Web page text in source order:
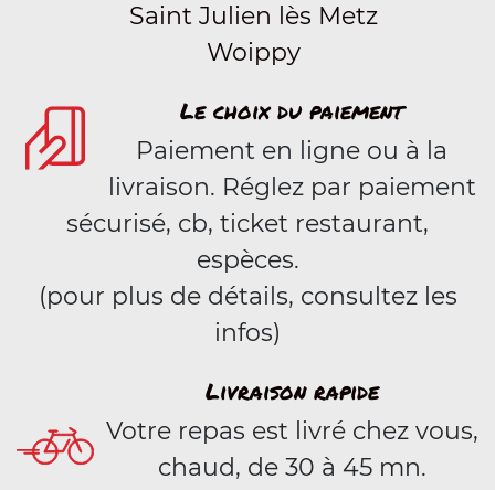
Saint Julien lès Metz
Woippy
Le choix du paiement
Paiement en ligne ou à la
livraison. Réglez par paiement
sécurisé, cb, ticket restaurant,
espèces.
(pour plus de détails, consultez les
infos)
Livraison rapide
Votre repas est livré chez vous,
chaud, de 30 à 45 mn.